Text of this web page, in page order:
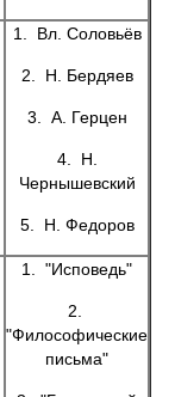
1. Вл. Соловьёв
2. Н. Бердяев
3. А. Герцен
4. Н.
Чернышевский
5. Н. Федоров
1. "Исповедь"
2.
"Философические
письма"